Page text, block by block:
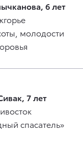
6 лет
молодости
7 лет
спасатель»